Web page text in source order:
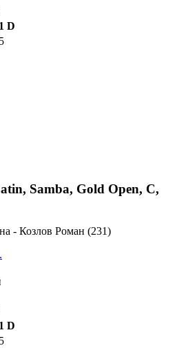
1 D
5
Samba, Gold Open, C,
- Козлов Роман (231)
1 D
5